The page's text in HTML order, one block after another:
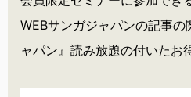
WEBサンガジャパンの記事
ャパン』読み放題の付いたお